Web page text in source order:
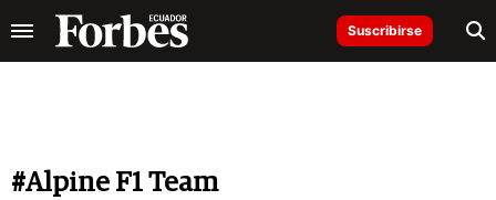
Suscribirse
#Alpine F1 Team